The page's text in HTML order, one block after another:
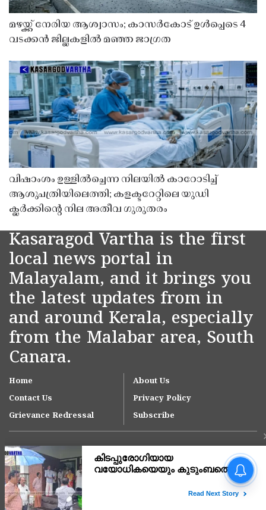
മഴയ്ക്ക് നേരിയ ആശ്വാസം; കാസർകോട് ഉൾപ്പെടെ 4
വടക്കൻ ജില്ലകളിൽ മഞ്ഞ ജാഗ്രത
വിഷാംശം ഉള്ളിൽച്ചെന്ന നിലയിൽ കാറോടിച്ച്
ആശുപത്രിയിലെത്തി; കളക്ടറേറ്റിലെ യുഡി
ക്ലർക്കിൻ്റെ നില അതീവ ഗുരുതരം
Kasaragod Vartha is the first
local news portal in
Malayalam, and it brings you
the latest updates from in
and around Kerala, especially
from the Malabar area, South
Canara.
Home
About Us
Contact Us
Privacy Policy
Grievance Redressal
Subscribe
Copyright © 2007-
അർജുൻ ആയങ്കിയുടെ
അറസ്റ്റ് നാടകീയ
പൊലീസിനോട് പരിഹാസ